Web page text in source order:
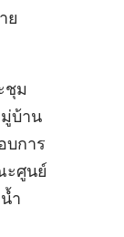
ย
ชุม
บ้าน
บการ
ะศูนย์
ำ